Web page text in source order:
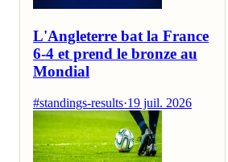
L'Angleterre bat la France
6-4 et prend le bronze au
Mondial
#standings-results·19 juil. 2026